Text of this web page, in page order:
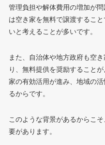
管理負担や解体費用の増加が
は空き家を無料で譲渡するこ
いと考えることが多いです。
また、自治体や地方政府も空
り、無料提供を奨励すること
家の有効活用が進み、地域の
るからです。
このような背景があるからこ
要があります。